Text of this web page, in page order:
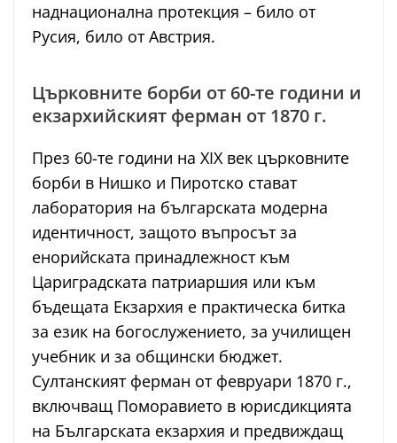
наднационална протекция – било от
Русия, било от Австрия.
Църковните борби от 60-те години и
екзархийският ферман от 1870 г.
През 60-те години на XIX век църковните
борби в Нишко и Пиротско стават
лаборатория на българската модерна
идентичност, защото въпросът за
енорийската принадлежност към
Цариградската патриаршия или към
бъдещата Екзархия е практическа битка
за език на богослужението, за училищен
учебник и за общински бюджет.
Султанският ферман от февруари 1870 г.,
включващ Поморавието в юрисдикцията
на Българската екзархия и предвиждащ